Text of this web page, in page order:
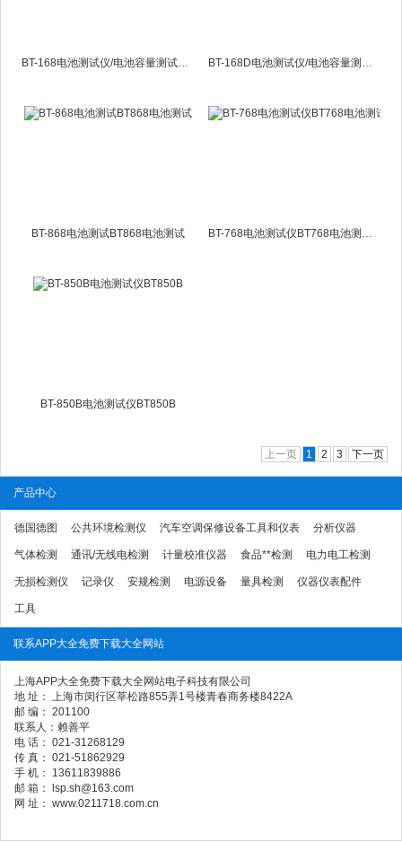
BT-168电池测试仪/电池容量测试仪BT168 BT-168D电池测试仪/电池容量测试仪BT168D
BT-868电池测试BT868电池测试 BT-768电池测试仪BT768电池测试仪
BT-850B电池测试仪BT850B
上一页 1 2 3 下一页
产品中心
德国德图 公共环境检测仪 汽车空调保修设备工具和仪表 分析仪器
气体检测 通讯/无线电检测 计量校准仪器 食品**检测 电力电工检测
无损检测仪 记录仪 安规检测 电源设备 量具检测 仪器仪表配件
工具
联系APP大全免费下载大全网站
上海APP大全免费下载大全网站电子科技有限公司
地 址： 上海市闵行区莘松路855弄1号楼青春商务楼8422A
邮 编： 201100
联系人：赖善平
电 话： 021-31268129
传 真： 021-51862929
手 机： 13611839886
邮 箱： lsp.sh@163.com
网 址： www.0211718.com.cn